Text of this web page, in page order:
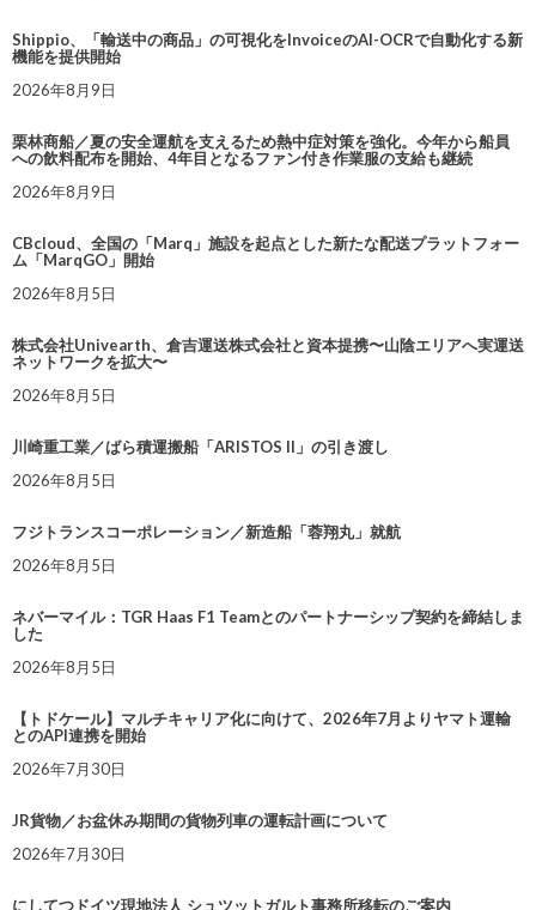
Shippio、「輸送中の商品」の可視化をInvoiceのAI-OCRで自動化する新
機能を提供開始
2026年8月9日
栗林商船／夏の安全運航を支えるため熱中症対策を強化。今年から船員
への飲料配布を開始、4年目となるファン付き作業服の支給も継続
2026年8月9日
CBcloud、全国の「Marq」施設を起点とした新たな配送プラットフォー
ム「MarqGO」開始
2026年8月5日
株式会社Univearth、倉吉運送株式会社と資本提携〜山陰エリアへ実運送
ネットワークを拡大〜
2026年8月5日
川崎重工業／ばら積運搬船「ARISTOS II」の引き渡し
2026年8月5日
フジトランスコーポレーション／新造船「蓉翔丸」就航
2026年8月5日
ネバーマイル：TGR Haas F1 Teamとのパートナーシップ契約を締結しま
した
2026年8月5日
【トドケール】マルチキャリア化に向けて、2026年7月よりヤマト運輸
とのAPI連携を開始
2026年7月30日
JR貨物／お盆休み期間の貨物列車の運転計画について
2026年7月30日
にしてつドイツ現地法人 シュツットガルト事務所移転のご案内